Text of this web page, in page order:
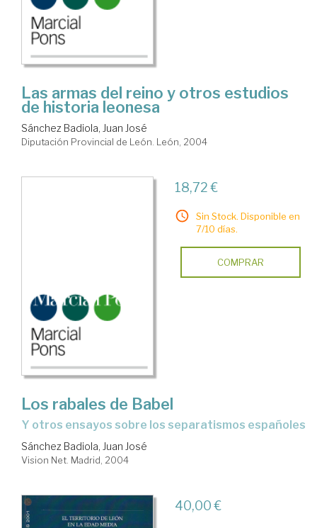
Las armas del reino y otros estudios
de historia leonesa
Sánchez Badiola, Juan José
Diputación Provincial de León. León, 2004
18,72 €
Sin Stock. Disponible en
7/10 días.
COMPRAR
Los rabales de Babel
y otros ensayos sobre los separatismos españoles
Sánchez Badiola, Juan José
Vision Net. Madrid, 2004
40,00 €